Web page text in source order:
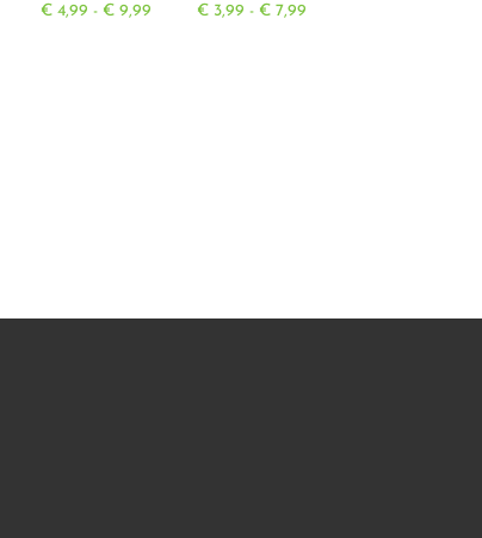
€4,99 - €9,99Prijsklasse:
€ 3,99 - € 7,99